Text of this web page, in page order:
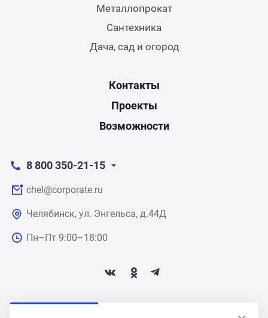
Металлопрокат
Сантехника
Дача, сад и огород
Контакты
Проекты
Возможности
8 800 350-21-15
chel@corporate.ru
Челябинск, ул. Энгельса, д.44Д
Пн–Пт 9:00–18:00